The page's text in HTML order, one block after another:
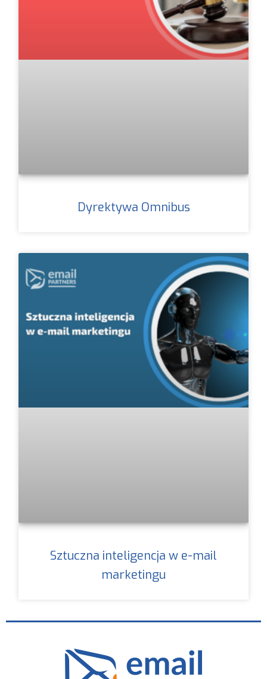
Dyrektywa Omnibus
Sztuczna inteligencja w e-mail
marketingu